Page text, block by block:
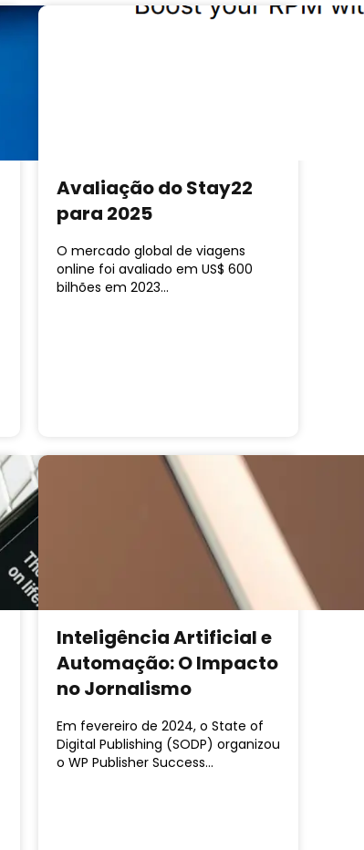
Avaliação do Stay22
para 2025
O mercado global de viagens
online foi avaliado em US$ 600
bilhões em 2023…
Inteligência Artificial e
Automação: O Impacto
no Jornalismo
Em fevereiro de 2024, o State of
Digital Publishing (SODP) organizou
o WP Publisher Success…